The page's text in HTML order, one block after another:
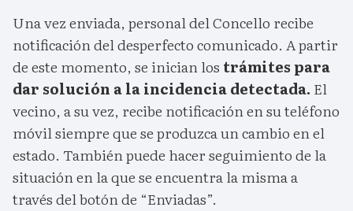
Una vez enviada, personal del Concello recibe
notificación del desperfecto comunicado. A partir
de este momento, se inician los trámites para
dar solución a la incidencia detectada. El
vecino, a su vez, recibe notificación en su teléfono
móvil siempre que se produzca un cambio en el
estado. También puede hacer seguimiento de la
situación en la que se encuentra la misma a
través del botón de “Enviadas”.